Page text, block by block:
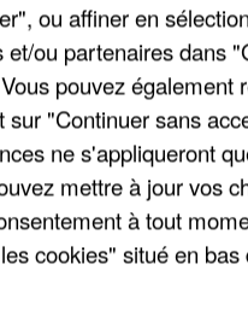
CES
SAUVAGE SONT...
ou affiner en
et/ou partenaires dans
pouvez également
sur "Continuer sans
ne s'appliqueront
mettre à jour vos
à tout
cookies" situé en bas